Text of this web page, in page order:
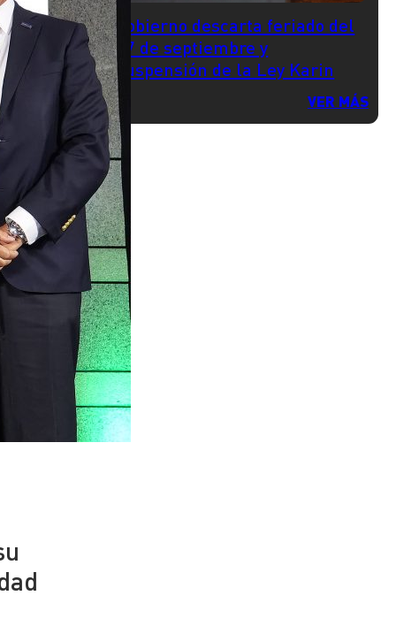
Gobierno descarta feriado del
17 de septiembre y
suspensión de la Ley Karin
VER MÁS